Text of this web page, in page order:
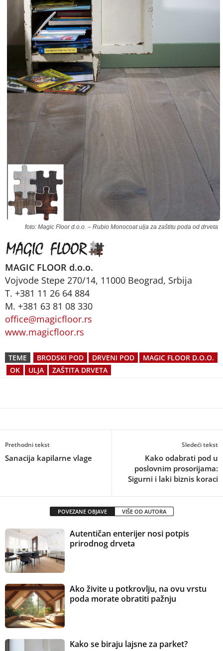
foto: Magic Floor d.o.o. – Rubio Monocoat ulja za zaštitu poda od drveta
MAGIC FLOOR d.o.o.
Vojvode Stepe 270/14, 11000 Beograd, Srbija
T. +381 11 26 64 884
M. +381 63 81 08 330
office@magicfloor.rs
www.magicfloor.rs
TEME BRODSKI POD DRVENI POD
MAGIC FLOOR D.O.O.
OK
ULJA ZAŠTITA DRVETA
Prethodni tekst
Sanacija kapilarne vlage
Sledeći tekst
Kako odabrati pod u
poslovnim prosorijama:
Sigurni i laki biznis koraci
POVEZANE OBJAVE VIŠE OD AUTORA
Autentičan enterijer nosi potpis
prirodnog drveta
Ako živite u potkrovlju, na ovu vrstu
poda morate obratiti pažnju
Kako se biraju lajsne za parket?